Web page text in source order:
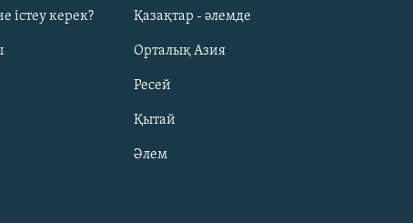
істеу керек? Қазақтар - әлемде
Орталық Азия
Ресей
Қытай
Әлем